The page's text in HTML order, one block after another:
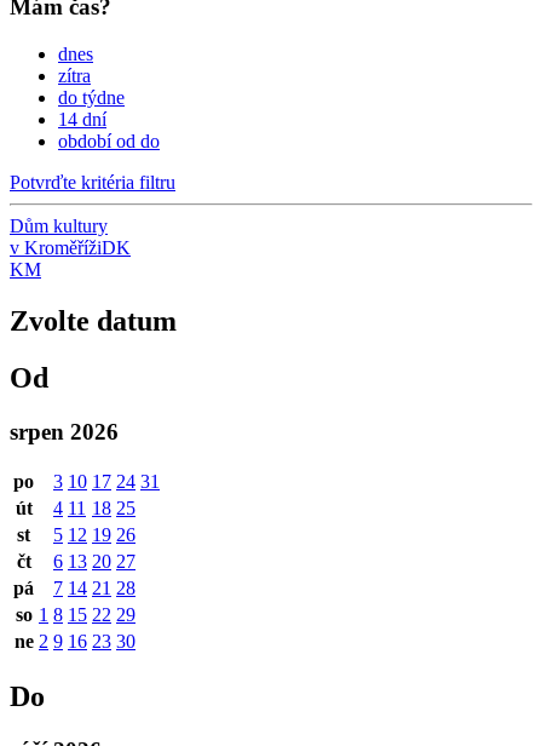
Mám čas?
dnes
zítra
do týdne
14 dní
období od do
Potvrďte kritéria filtru
Dům kultury
v KroměřížiDK
KM
Zvolte datum
Od
srpen 2026
po 3 10 17 24 31
út
4 11 18 25
st
5 12 19 26
čt
6 13 20 27
pá
7 14 21 28
so 1 8 15 22 29
ne 2 9 16 23 30
Do